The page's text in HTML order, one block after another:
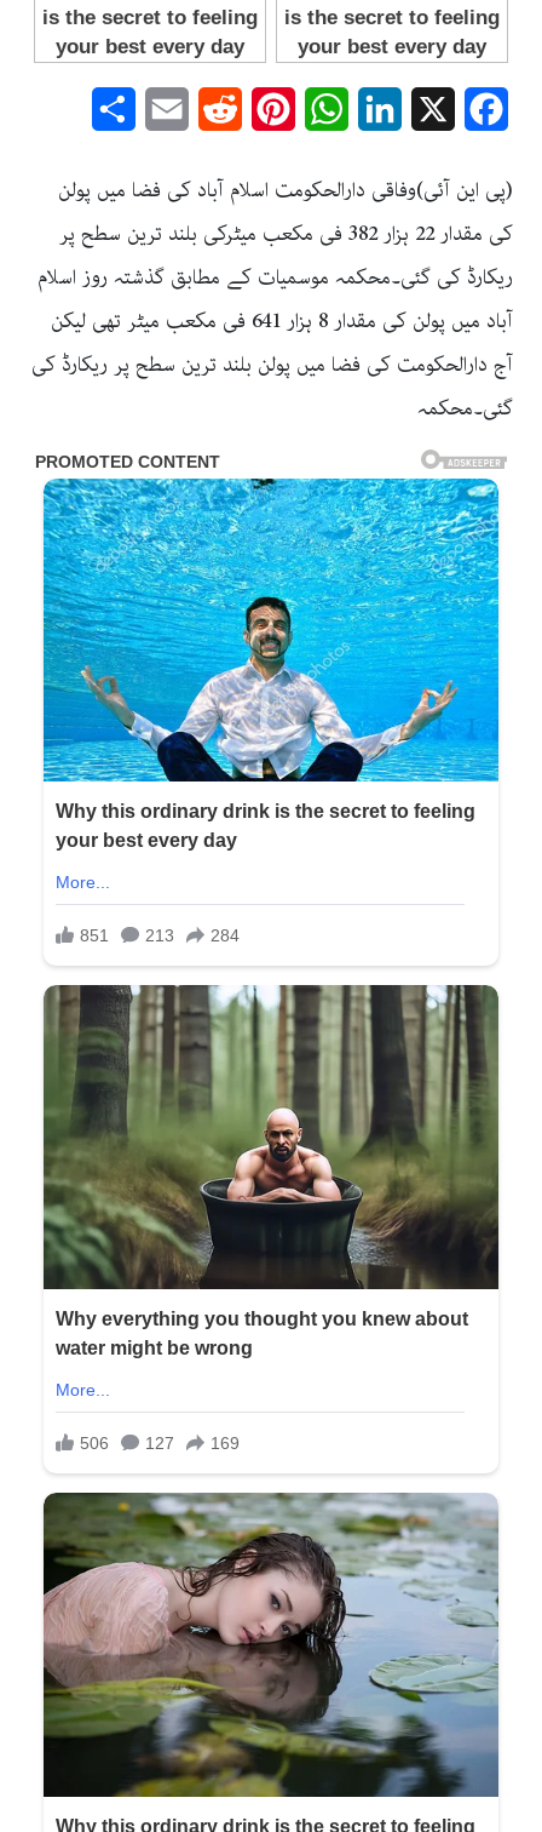
Facebook
LinkedIn
WhatsApp
Pinterest
Reddit
Email
(پی این آئی)وفاقی دارالحکومت اسلام آباد کی فضا میں پولن
کی مقدار 22 ہزار 382 فی مکعب میٹرکی بلند ترین سطح پر
ریکارڈ کی گئی۔محکمہ موسمیات کے مطابق گذشتہ روز اسلام
آباد میں پولن کی مقدار 8 ہزار 641 فی مکعب میٹر تھی لیکن
آج دارالحکومت کی فضا میں پولن بلند ترین سطح پر ریکارڈ کی
گئی۔محکمہ